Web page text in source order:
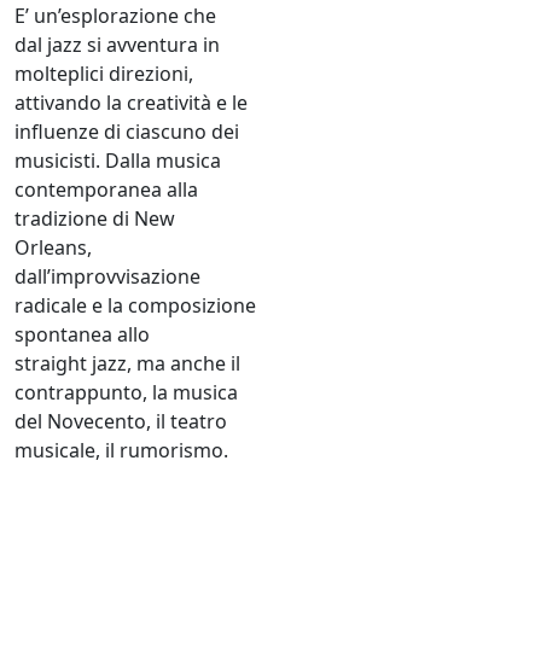
E’ un’esplorazione che
dal jazz si avventura in
molteplici direzioni,
attivando la creatività e le
influenze di ciascuno dei
musicisti. Dalla musica
contemporanea alla
tradizione di New
Orleans,
dall’improvvisazione
radicale e la composizione
spontanea allo
straight jazz, ma anche il
contrappunto, la musica
del Novecento, il teatro
musicale, il rumorismo.